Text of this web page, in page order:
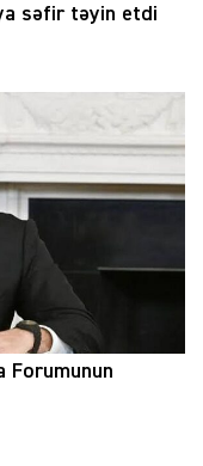
səfir təyin etdi
Forumunun